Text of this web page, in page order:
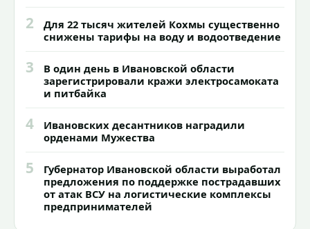
2
Для 22 тысяч жителей Кохмы существенно
снижены тарифы на воду и водоотведение
3
В один день в Ивановской области
зарегистрировали кражи электросамоката
и питбайка
4
Ивановских десантников наградили
орденами Мужества
5
Губернатор Ивановской области выработал
предложения по поддержке пострадавших
от атак ВСУ на логистические комплексы
предпринимателей